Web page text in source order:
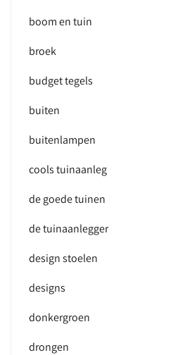
boom en tuin
broek
budget tegels
buiten
buitenlampen
cools tuinaanleg
de goede tuinen
de tuinaanlegger
design stoelen
designs
donkergroen
drongen